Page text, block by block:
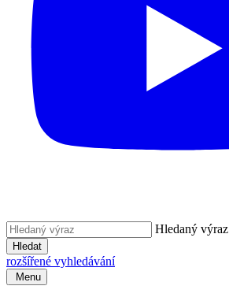
Hledaný výraz
Hledat
rozšířené vyhledávání
Menu